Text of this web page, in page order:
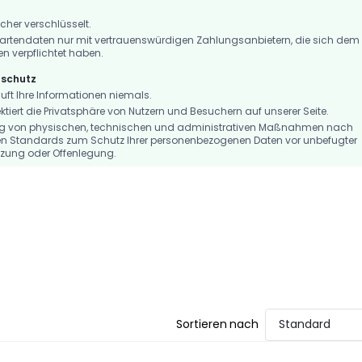
verschlüsselt.
Kartendaten nur mit vertrauenswürdigen Zahlungsanbietern, die sich
verpflichtet haben.
Ihre Informationen niemals.
die Privatsphäre von Nutzern und Besuchern auf unserer Seite.
von physischen, technischen und administrativen Maßnahmen nach
Standards zum Schutz Ihrer personenbezogenen Daten vor unbefugter
oder Offenlegung.
Sortieren nach Standard